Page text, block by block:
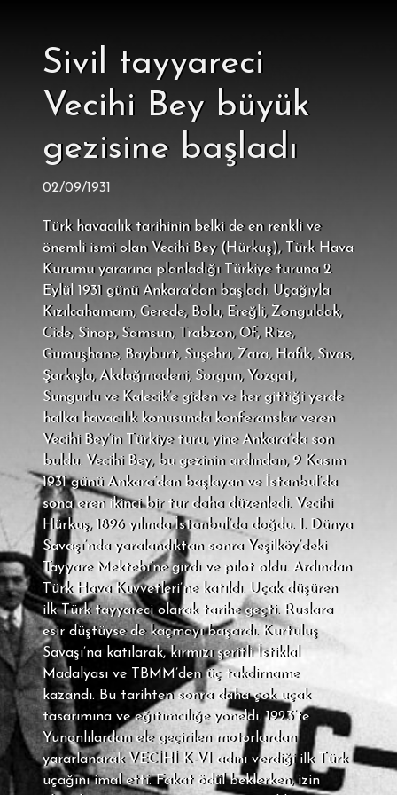
Sivil tayyareci
Vecihi Bey büyük
gezisine başladı
02/09/1931
Türk havacılık tarihinin belki de en renkli ve
önemli ismi olan Vecihi Bey (Hürkuş), Türk Hava
Kurumu yararına planladığı Türkiye turuna 2
Eylül 1931 günü Ankara’dan başladı. Uçağıyla
Kızılcahamam, Gerede, Bolu, Ereğli, Zonguldak,
Cide, Sinop, Samsun, Trabzon, Of, Rize,
Gümüşhane, Bayburt, Suşehri, Zara, Hafik, Sivas,
Şarkışla, Akdağmadeni, Sorgun, Yozgat,
Sungurlu ve Kalecik’e giden ve her gittiği yerde
halka havacılık konusunda konferanslar veren
Vecihi Bey’in Türkiye turu, yine Ankara’da son
buldu. Vecihi Bey, bu gezinin ardından, 9 Kasım
1931 günü Ankara’dan başlayan ve İstanbul’da
sona eren ikinci bir tur daha düzenledi. Vecihi
Hürkuş, 1896 yılında İstanbul’da doğdu. I. Dünya
Savaşı’nda yaralandıktan sonra Yeşilköy’deki
Tayyare Mektebi’ne girdi ve pilot oldu. Ardından
Türk Hava Kuvvetleri’ne katıldı. Uçak düşüren
ilk Türk tayyareci olarak tarihe geçti. Ruslara
esir düştüyse de kaçmayı başardı. Kurtuluş
Savaşı’na katılarak, kırmızı şeritli İstiklal
Madalyası ve TBMM’den üç takdirname
kazandı. Bu tarihten sonra daha çok uçak
tasarımına ve eğitimciliğe yöneldi. 1923’te
Yunanlılardan ele geçirilen motorlardan
yararlanarak VECİHİ K-VI adını verdiği ilk Türk
uçağını imal etti. Fakat ödül beklerken, izin